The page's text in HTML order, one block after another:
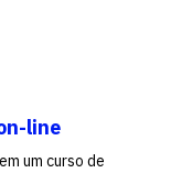
line
um curso de